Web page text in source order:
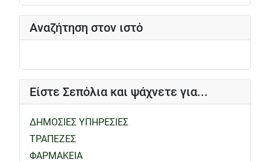
Αναζήτηση στον ιστό
Είστε Σεπόλια και ψάχνετε για...
ΔΗΜΟΣΙΕΣ ΥΠΗΡΕΣΙΕΣ
ΤΡΑΠΕΖΕΣ
ΦΑΡΜΑΚΕΙΑ